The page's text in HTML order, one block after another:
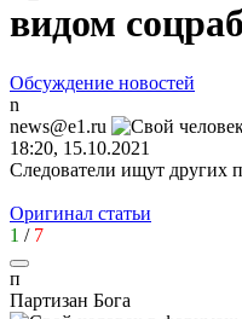
видом
Обсуждение новостей
n
news@e1.ru
18:20, 15.10.2021
Следователи ищут других
Оригинал статьи
1 / 7
п
Партизан Бога